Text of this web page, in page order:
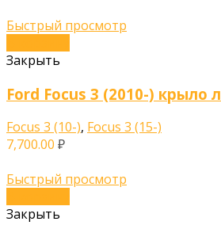
Быстрый просмотр
Закрыть
Ford Focus 3 (2010-) крыло
Focus 3 (10-), Focus 3 (15-)
7,700.00 ₽
Быстрый просмотр
Закрыть